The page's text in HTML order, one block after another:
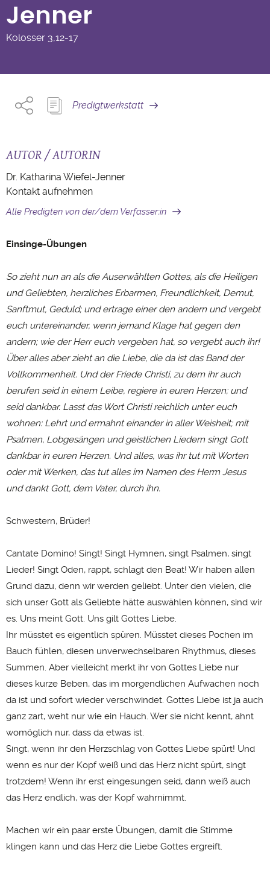
Jenner
Kolosser 3,12-17
Predigtwerkstatt
AUTOR / AUTORIN
Dr. Katharina Wiefel-Jenner
Kontakt aufnehmen
Alle Predigten von der/dem Verfasser:in
Einsinge-Übungen
So zieht nun an als die Auserwählten Gottes, als die Heiligen
und Geliebten, herzliches Erbarmen, Freundlichkeit, Demut,
Sanftmut, Geduld; und ertrage einer den andern und vergebt
euch untereinander, wenn jemand Klage hat gegen den
andern; wie der Herr euch vergeben hat, so vergebt auch ihr!
Über alles aber zieht an die Liebe, die da ist das Band der
Vollkommenheit. Und der Friede Christi, zu dem ihr auch
berufen seid in einem Leibe, regiere in euren Herzen; und
seid dankbar. Lasst das Wort Christi reichlich unter euch
wohnen: Lehrt und ermahnt einander in aller Weisheit; mit
Psalmen, Lobgesängen und geistlichen Liedern singt Gott
dankbar in euren Herzen. Und alles, was ihr tut mit Worten
oder mit Werken, das tut alles im Namen des Herrn Jesus
und dankt Gott, dem Vater, durch ihn.
Schwestern, Brüder!
Cantate Domino! Singt! Singt Hymnen, singt Psalmen, singt
Lieder! Singt Oden, rappt, schlagt den Beat! Wir haben allen
Grund dazu, denn wir werden geliebt. Unter den vielen, die
sich unser Gott als Geliebte hätte auswählen können, sind wir
es. Uns meint Gott. Uns gilt Gottes Liebe.
Ihr müsstet es eigentlich spüren. Müsstet dieses Pochen im
Bauch fühlen, diesen unverwechselbaren Rhythmus, dieses
Summen. Aber vielleicht merkt ihr von Gottes Liebe nur
dieses kurze Beben, das im morgendlichen Aufwachen noch
da ist und sofort wieder verschwindet. Gottes Liebe ist ja auch
ganz zart, weht nur wie ein Hauch. Wer sie nicht kennt, ahnt
womöglich nur, dass da etwas ist.
Singt, wenn ihr den Herzschlag von Gottes Liebe spürt! Und
wenn es nur der Kopf weiß und das Herz nicht spürt, singt
trotzdem! Wenn ihr erst eingesungen seid, dann weiß auch
das Herz endlich, was der Kopf wahrnimmt.
Machen wir ein paar erste Übungen, damit die Stimme
klingen kann und das Herz die Liebe Gottes ergreift.